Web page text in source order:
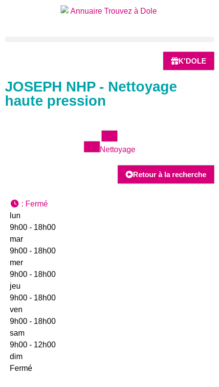
K'DOLE
JOSEPH NHP - Nettoyage
haute pression
Nettoyage
Retour à la recherche
: Fermé
lun
9h00 - 18h00
mar
9h00 - 18h00
mer
9h00 - 18h00
jeu
9h00 - 18h00
ven
9h00 - 18h00
sam
9h00 - 12h00
dim
Fermé